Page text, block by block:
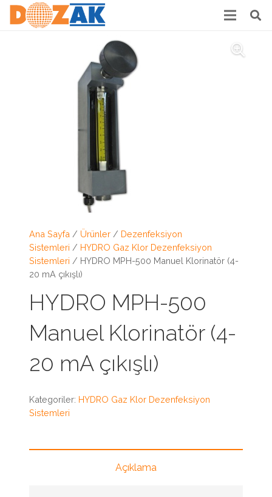
Ana Sayfa / Ürünler / Dezenfeksiyon
Sistemleri / HYDRO Gaz Klor Dezenfeksiyon
Sistemleri / HYDRO MPH-500 Manuel Klorinatör (4-
20 mA çıkışlı)
HYDRO MPH-500
Manuel Klorinatör (4-
20 mA çıkışlı)
Kategoriler: HYDRO Gaz Klor Dezenfeksiyon
Sistemleri
Açıklama